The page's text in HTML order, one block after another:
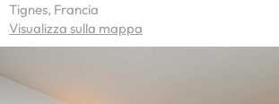
Tignes, Francia
Visualizza sulla mappa